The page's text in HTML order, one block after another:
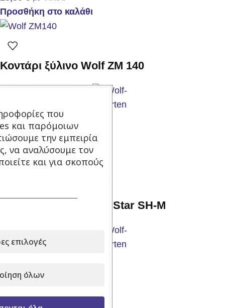
Προσθήκη στο καλάθι
Κοντάρι ξύλινο Wolf ZM 140
Σε απόθεμα
17,50 € με Φ.Π.Α.
Προσθήκη στο καλάθι
Τσάπα ζιζανίων Multi Star SH-M
18,00€ με Φ.Π.Α.
που
και παρόμοιων
την εμπειρία
να αναλύσουμε τον
και για σκοπούς
επιλογές
όλων